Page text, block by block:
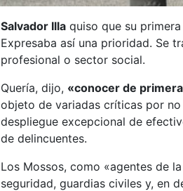
Salvador Illa quiso que su
Expresaba así una prioridad. Se
profesional o sector social.
Quería, dijo, «conocer de
objeto de variadas críticas por
despliegue excepcional de
de delincuentes.
Los Mossos, como «agentes de
seguridad, guardias civiles y, en